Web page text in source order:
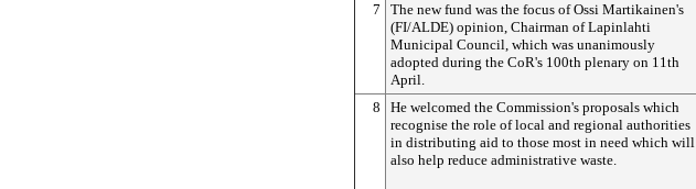
7
The new fund was the focus of Ossi Martikainen's
(FI/ALDE) opinion, Chairman of Lapinlahti
Municipal Council, which was unanimously
adopted during the CoR's 100th plenary on 11th
April.
8
He welcomed the Commission's proposals which
recognise the role of local and regional authorities
in distributing aid to those most in need which will
also help reduce administrative waste.